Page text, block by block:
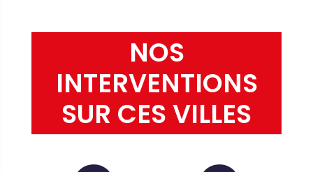
NOS
INTERVENTIONS
SUR CES VILLES